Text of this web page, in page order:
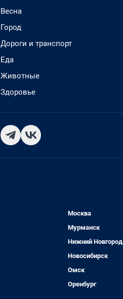
Весна
Город
Дороги и транспорт
Еда
Животные
Здоровье
Москва
Мурманск
Нижний Новгород
Новосибирск
Омск
Оренбург